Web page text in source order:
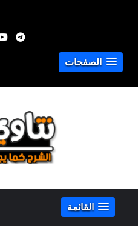
الصفحات
القائمة